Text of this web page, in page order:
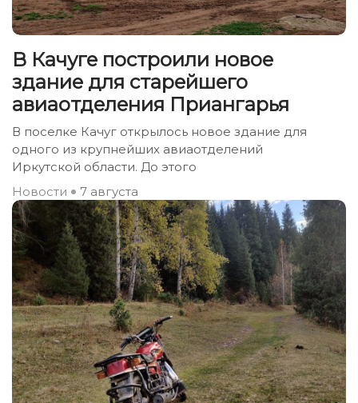
В Качуге построили новое
здание для старейшего
авиаотделения Приангарья
В поселке Качуг открылось новое здание для
одного из крупнейших авиаотделений
Иркутской области. До этого
Новости
7 августа